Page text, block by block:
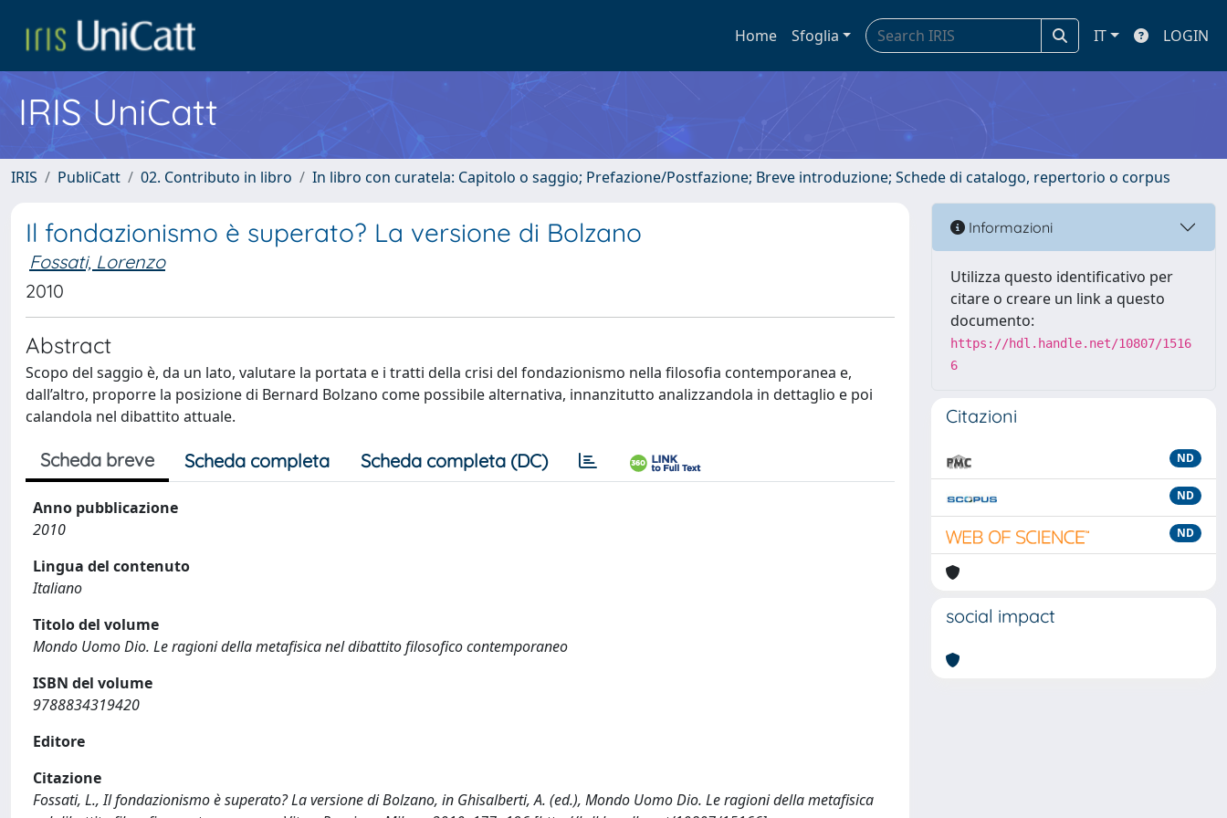
Home Sfoglia IT LOGIN
IRIS UniCatt
IRIS PubliCatt 02. Contributo in libro In libro con curatela: Capitolo o saggio; Prefazione/Postfazione; Breve introduzione; Schede di catalogo, repertorio o corpus
Il fondazionismo è superato? La versione di Bolzano
Fossati, Lorenzo
2010
Abstract
Scopo del saggio è, da un lato, valutare la portata e i tratti della crisi del fondazionismo nella filosofia contemporanea e,
dall’altro, proporre la posizione di Bernard Bolzano come possibile alternativa, innanzitutto analizzandola in dettaglio e poi
calandola nel dibattito attuale.
Scheda breve Scheda completa Scheda completa (DC)
Anno pubblicazione
2010
Lingua del contenuto
Italiano
Titolo del volume
Mondo Uomo Dio. Le ragioni della metafisica nel dibattito filosofico contemporaneo
ISBN del volume
9788834319420
Editore
Citazione
Fossati, L., Il fondazionismo è superato? La versione di Bolzano, in Ghisalberti, A. (ed.), Mondo Uomo Dio. Le ragioni della metafisica
Informazioni
Utilizza questo identificativo per
citare o creare un link a questo
documento:
https://hdl.handle.net/10807/1516
6
Citazioni
ND
ND
ND
social impact